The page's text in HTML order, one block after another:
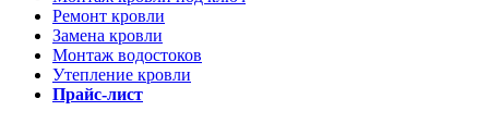
Ремонт кровли
Замена кровли
Монтаж водостоков
Утепление кровли
Прайс-лист